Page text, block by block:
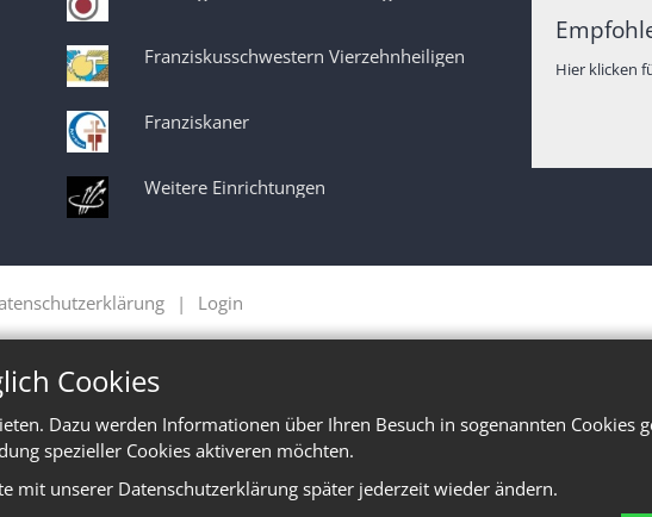
Cookies
Dazu werden Informationen über Ihren Besuch in sogenannten Cookies
spezieller Cookies aktiveren möchten.
mit unserer Datenschutzerklärung später jederzeit wieder ändern.
Franziskusschwestern Vierzehnheiligen
Franziskaner
Weitere Einrichtungen
Hier klicken
Login